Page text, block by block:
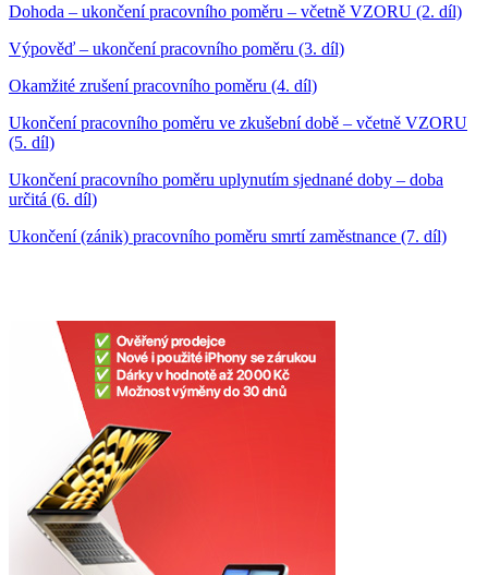
Dohoda – ukončení pracovního poměru – včetně VZORU (2. díl)
Výpověď – ukončení pracovního poměru (3. díl)
Okamžité zrušení pracovního poměru (4. díl)
Ukončení pracovního poměru ve zkušební době – včetně VZORU
(5. díl)
Ukončení pracovního poměru uplynutím sjednané doby – doba
určitá (6. díl)
Ukončení (zánik) pracovního poměru smrtí zaměstnance (7. díl)